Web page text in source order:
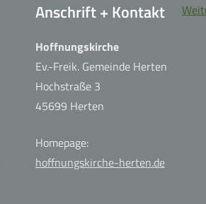
Anschrift + Kontakt
Hoffnungskirche
Ev.-Freik. Gemeinde Herten
Hochstraße 3
45699 Herten
Homepage:
hoffnungskirche-herten.de